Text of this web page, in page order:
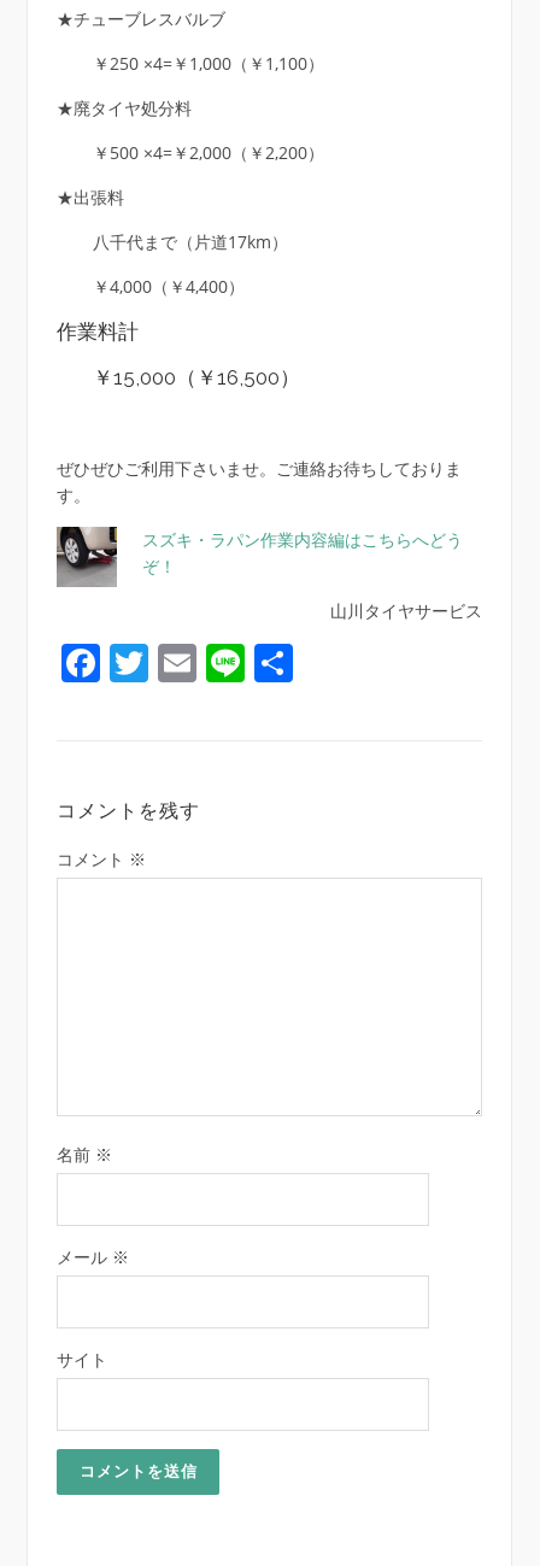
★チューブレスバルブ
￥250 ×4=￥1,000（￥1,100）
★廃タイヤ処分料
￥500 ×4=￥2,000（￥2,200）
★出張料
八千代まで（片道17km）
￥4,000（￥4,400）
作業料計
￥15,000（￥16,500）
ぜひぜひご利用下さいませ。ご連絡お待ちしておりま
す。
スズキ・ラパン作業内容編はこちらへどう
ぞ！
山川タイヤサービス
Facebook
Twitter
Email
Line共
コメントを残す
コメント ※
名前 ※
メール ※
サイト